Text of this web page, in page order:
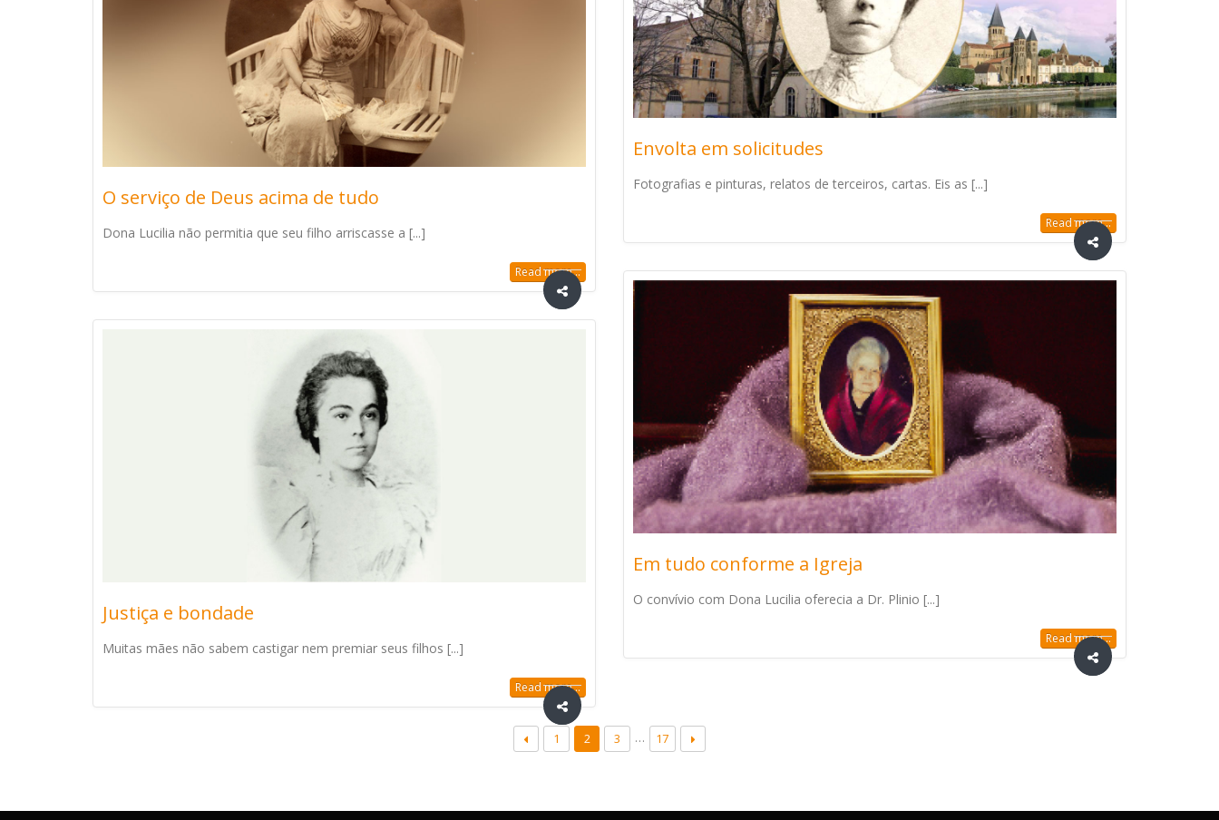
Envolta em solicitudes
Fotografias e pinturas, relatos de terceiros, cartas. Eis as [...]
Read more...
O serviço de Deus acima de tudo
Dona Lucilia não permitia que seu filho arriscasse a [...]
Read more...
Em tudo conforme a Igreja
O convívio com Dona Lucilia oferecia a Dr. Plinio [...]
Read more...
Justiça e bondade
Muitas mães não sabem castigar nem premiar seus filhos [...]
Read more...
1 2 3 … 17